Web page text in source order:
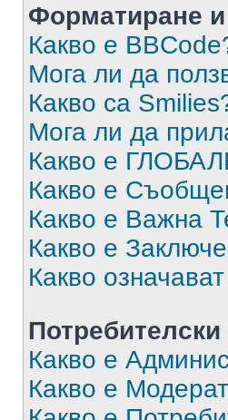
Форматиране
Какво е
Мога ли да
Какво са
Мога ли да
Какво е
Какво е
Какво е Важна
Какво е
Какво
Какво е
Какво е